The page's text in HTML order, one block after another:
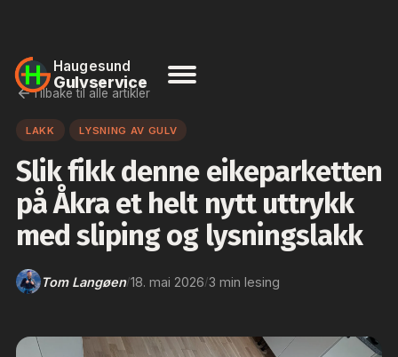
Haugesund
Gulvservice
Tilbake til alle artikler
LAKK LYSNING AV GULV
Slik fikk denne eikeparketten
på Åkra et helt nytt uttrykk
med sliping og lysningslakk
Tom Langøen/18. mai 2026/3 min lesing